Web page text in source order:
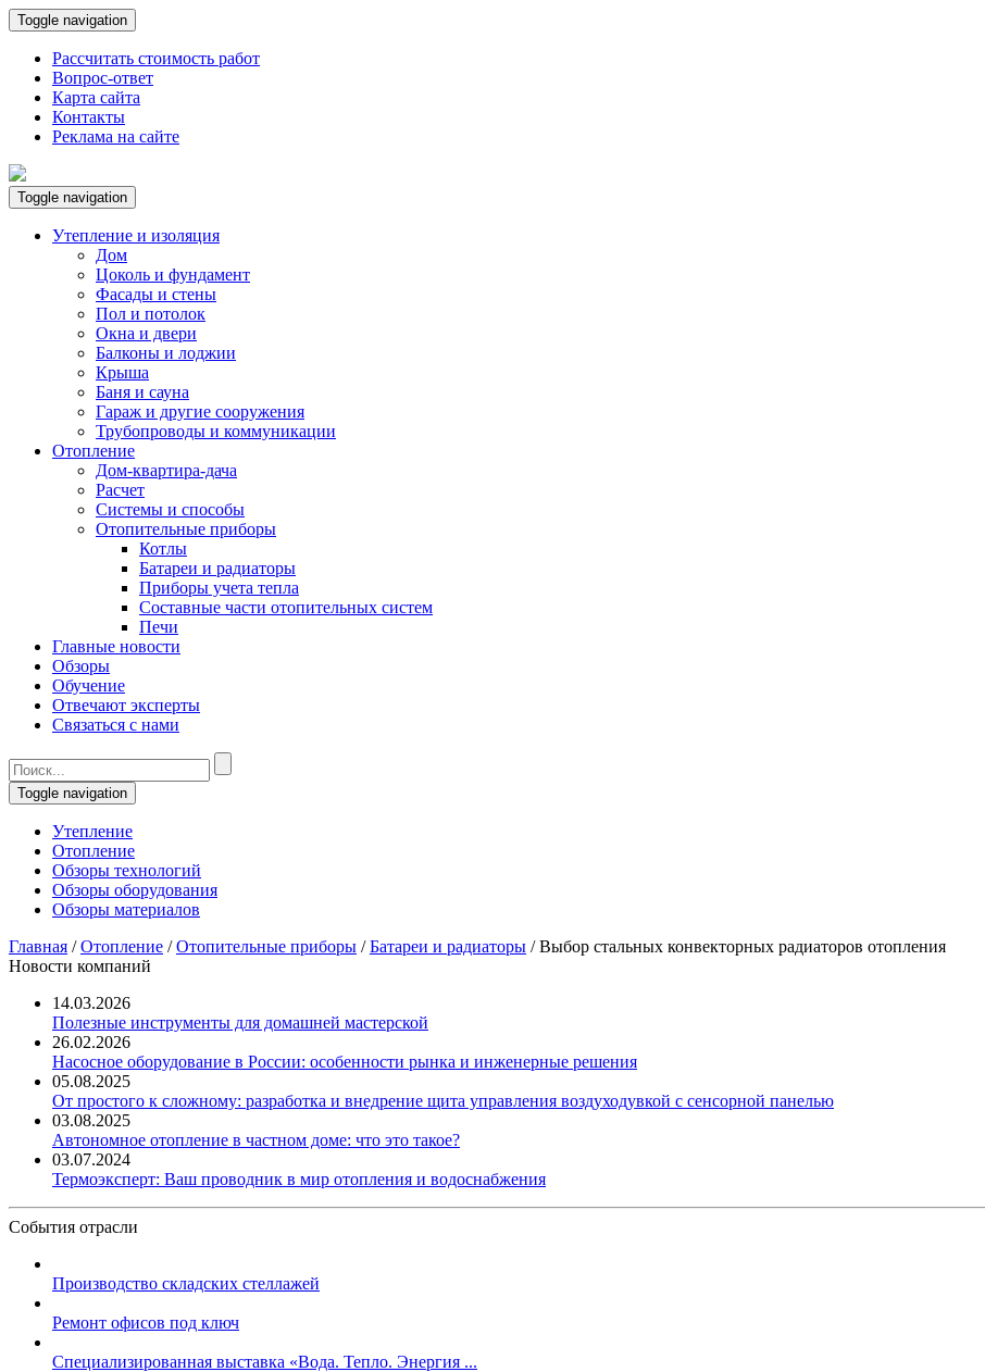
Toggle navigation
Рассчитать стоимость работ
Вопрос-ответ
Карта сайта
Контакты
Реклама на сайте
Toggle navigation
Утепление и изоляция
Дом
Цоколь и фундамент
Фасады и стены
Пол и потолок
Окна и двери
Балконы и лоджии
Крыша
Баня и сауна
Гараж и другие сооружения
Трубопроводы и коммуникации
Отопление
Дом-квартира-дача
Расчет
Системы и способы
Отопительные приборы
Котлы
Батареи и радиаторы
Приборы учета тепла
Составные части отопительных систем
Печи
Главные новости
Обзоры
Обучение
Отвечают эксперты
Связаться с нами
Toggle navigation
Утепление
Отопление
Обзоры технологий
Обзоры оборудования
Обзоры материалов
Главная /Отопление /Отопительные приборы /Батареи и радиаторы /Выбор стальных конвекторных радиаторов отопления
Новости компаний
14.03.2026
Полезные инструменты для домашней мастерской
26.02.2026
Насосное оборудование в России: особенности рынка и инженерные решения
05.08.2025
От простого к сложному: разработка и внедрение щита управления воздуходувкой с сенсорной панелью
03.08.2025
Автономное отопление в частном доме: что это такое?
03.07.2024
Термоэксперт: Ваш проводник в мир отопления и водоснабжения
События отрасли
Производство складских стеллажей
Ремонт офисов под ключ
Специализированная выставка «Вода. Тепло. Энергия ...